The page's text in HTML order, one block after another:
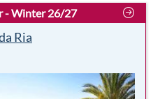
- Winter 26/27
Ria